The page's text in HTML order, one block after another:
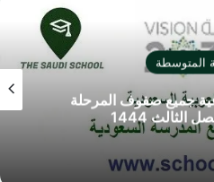
المتوسطة
جميع صفوف المرحلة
1444